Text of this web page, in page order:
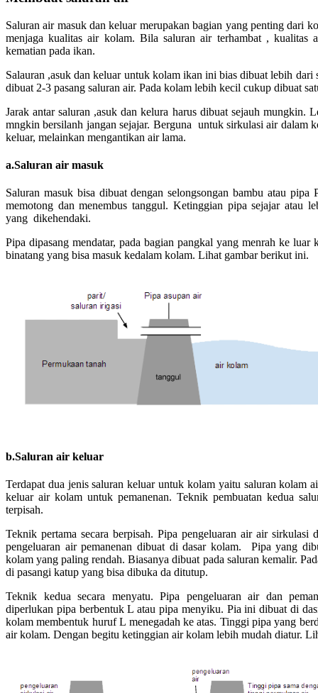
Saluran air masuk dan keluar merupakan bagian yang penting dari
menjaga kualitas air kolam. Bila saluran air terhambat , kualitas
kematian pada ikan.
Salauran ,asuk dan keluar untuk kolam ikan ini bias dibuat lebih dari
dibuat 2-3 pasang saluran air. Pada kolam lebih kecil cukup dibuat
Jarak antar saluran ,asuk dan kelura harus dibuat sejauh mungkin.
mngkin bersilanh jangan sejajar. Berguna untuk sirkulasi air dalam
keluar, melainkan mengantikan air lama.
a.Saluran air masuk
Saluran masuk bisa dibuat dengan selongsongan bambu atau
memotong dan menembus tanggul. Ketinggian pipa sejajar atau
yang dikehendaki.
Pipa dipasang mendatar, pada bagian pangkal yang menrah ke
binatang yang bisa masuk kedalam kolam. Lihat gambar berikut ini.
b.Saluran air keluar
Terdapat dua jenis saluran keluar untuk kolam yaitu saluran kolam
keluar air kolam untuk pemanenan. Teknik pembuatan kedua
terpisah.
Teknik pertama secara berpisah. Pipa pengeluaran air air
pengeluaran air pemanenan dibuat di dasar kolam. Pipa yang
kolam yang paling rendah. Biasanya dibuat pada saluran kemalir.
di pasangi katup yang bisa dibuka da ditutup.
Teknik kedua secara menyatu. Pipa pengeluaran air dan
diperlukan pipa berbentuk L atau pipa menyiku. Pia ini dibuat di
kolam membentuk huruf L menegadah ke atas. Tinggi pipa yang
air kolam. Dengan begitu ketinggian air kolam lebih mudah diatur.